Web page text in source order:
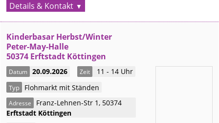
Details & Kontakt
Kinderbasar Herbst/Winter
Peter-May-Halle
50374 Erftstadt Köttingen
Datum 20.09.2026 Zeit 11 - 14 Uhr
Typ Flohmarkt mit Ständen
Adresse Franz-Lehnen-Str 1, 50374
Erftstadt Köttingen